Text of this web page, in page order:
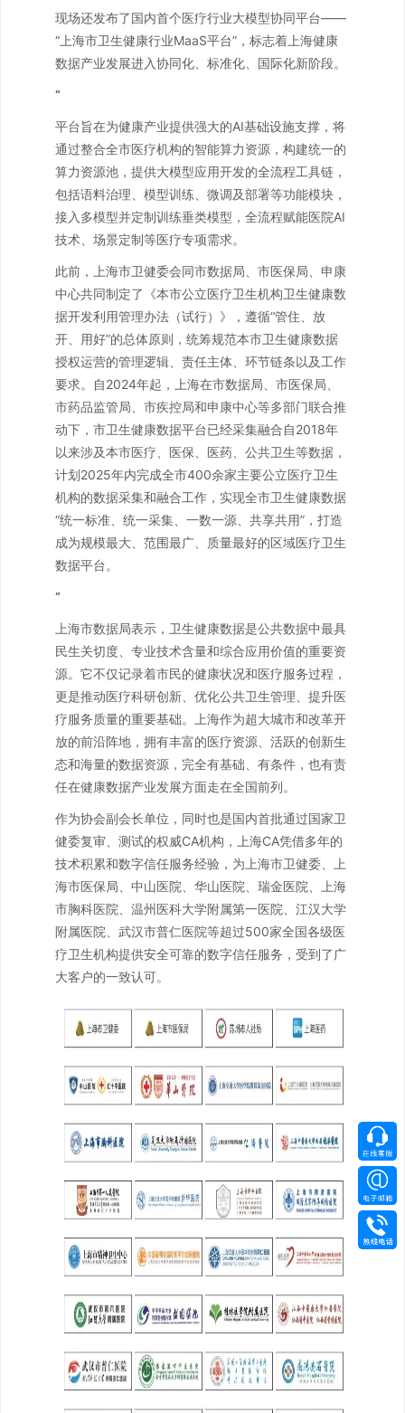
现场还发布了国内首个医疗行业大模型协同平台——
“上海市卫生健康行业MaaS平台”，标志着上海健康
数据产业发展进入协同化、标准化、国际化新阶段。
“
平台旨在为健康产业提供强大的AI基础设施支撑，将
通过整合全市医疗机构的智能算力资源，构建统一的
算力资源池，提供大模型应用开发的全流程工具链，
包括语料治理、模型训练、微调及部署等功能模块，
接入多模型并定制训练垂类模型，全流程赋能医院AI
技术、场景定制等医疗专项需求。
此前，上海市卫健委会同市数据局、市医保局、申康
中心共同制定了《本市公立医疗卫生机构卫生健康数
据开发利用管理办法（试行）》，遵循“管住、放
开、用好”的总体原则，统筹规范本市卫生健康数据
授权运营的管理逻辑、责任主体、环节链条以及工作
要求。自2024年起，上海在市数据局、市医保局、
市药品监管局、市疾控局和申康中心等多部门联合推
动下，市卫生健康数据平台已经采集融合自2018年
以来涉及本市医疗、医保、医药、公共卫生等数据，
计划2025年内完成全市400余家主要公立医疗卫生
机构的数据采集和融合工作，实现全市卫生健康数据
“统一标准、统一采集、一数一源、共享共用”，打造
成为规模最大、范围最广、质量最好的区域医疗卫生
数据平台。
“
上海市数据局表示，卫生健康数据是公共数据中最具
民生关切度、专业技术含量和综合应用价值的重要资
源。它不仅记录着市民的健康状况和医疗服务过程，
更是推动医疗科研创新、优化公共卫生管理、提升医
疗服务质量的重要基础。上海作为超大城市和改革开
放的前沿阵地，拥有丰富的医疗资源、活跃的创新生
态和海量的数据资源，完全有基础、有条件，也有责
任在健康数据产业发展方面走在全国前列。
作为协会副会长单位，同时也是国内首批通过国家卫
健委复审、测试的权威CA机构，上海CA凭借多年的
技术积累和数字信任服务经验，为上海市卫健委、上
海市医保局、中山医院、华山医院、瑞金医院、上海
市胸科医院、温州医科大学附属第一医院、江汉大学
附属医院、武汉市普仁医院等超过500家全国各级医
疗卫生机构提供安全可靠的数字信任服务，受到了广
大客户的一致认可。